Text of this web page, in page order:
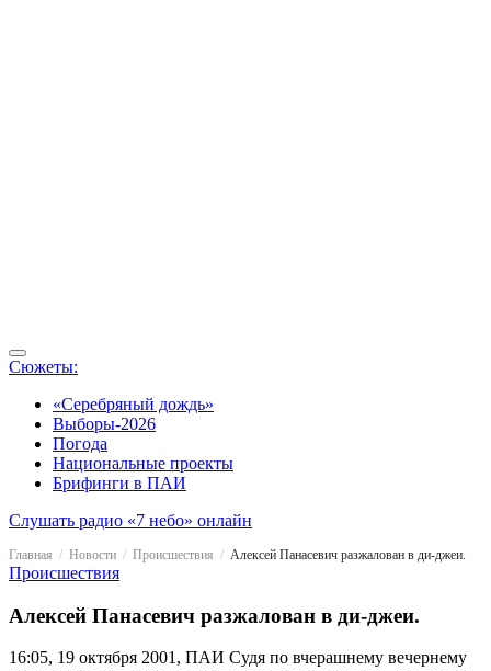
Сюжеты:
«Серебряный дождь»
Выборы-2026
Погода
Национальные проекты
Брифинги в ПАИ
Слушать радио «7 небо» онлайн
Главная Новости Происшествия Алексей Панасевич разжалован в ди-джеи.
Происшествия
Алексей Панасевич разжалован в ди-джеи.
16:05, 19 октября 2001, ПАИ Судя по вчерашнему вечернему